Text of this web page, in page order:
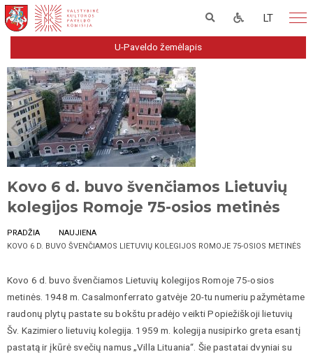
LT
U-Paveldo žemėlapis
Kovo 6 d. buvo švenčiamos Lietuvių
kolegijos Romoje 75-osios metinės
PRADŽIA
NAUJIENA
KOVO 6 D. BUVO ŠVENČIAMOS LIETUVIŲ KOLEGIJOS ROMOJE 75-OSIOS METINĖS
Kovo 6 d. buvo švenčiamos Lietuvių kolegijos Romoje 75-osios
metinės. 1948 m. Casalmonferrato gatvėje 20-tu numeriu pažymėtame
raudonų plytų pastate su bokštu pradėjo veikti Popiežiškoji lietuvių
Šv. Kazimiero lietuvių kolegija. 1959 m. kolegija nusipirko greta esantį
pastatą ir įkūrė svečių namus „Villa Lituania“. Šie pastatai dvyniai su